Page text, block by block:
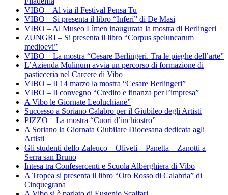
VIBO – Al via il Festival Pensa Tu
VIBO – Si presenta il libro “Inferi” di De Masi
VIBO – Al Museo Lìmen inaugurata la mostra di Berlingeri
ZUNGRI – Si presenta il libro “Corpus speluncarum
medioevi”
VIBO – La mostra “Cesare Berlingeri. Tra le pieghe dell’arte”
L’Azienda Mulinum avvia un percorso di formazione di
pasticceria nel Carcere di Vibo
VIBO – Il 14 marzo la mostra “Cesare Berlingeri”
VIBO – Il convegno “Credito e finanza per l’impresa”
A Vibo le Giornate Leoluchiane”
Successo a Soriano Calabro per il Giubileo degli Artisti
PIZZO – La mostra “Cuori d’inchiostro”
A Soriano la Giornata Giubilare Diocesana dedicata agli
Artisti
Gli studenti dello Zaleuco – Oliveti – Panetta – Zanotti a
Serra san Bruno
Intesa tra Confesercenti e Scuola Alberghiera di Vibo
A Tropea si presenta il libro “Oro Rosso di Calabria” di
Cinquegrana